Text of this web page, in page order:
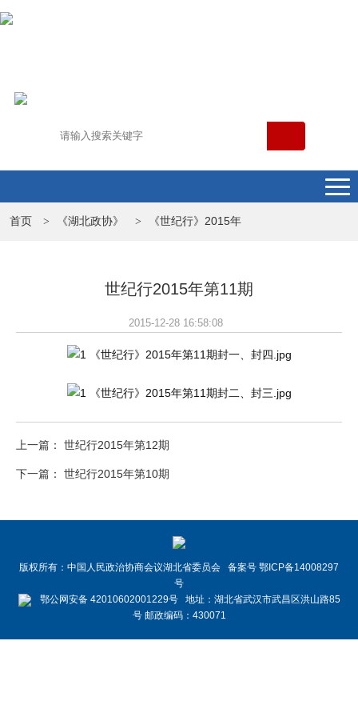
首页 > 《湖北政协》 > 《世纪行》2015年
世纪行2015年第11期
2015-12-28 16:58:08
上一篇： 世纪行2015年第12期
下一篇： 世纪行2015年第10期
版权所有：中国人民政治协商会议湖北省委员会 备案号 鄂ICP备14008297
号
鄂公网安备 42010602001229号 地址：湖北省武汉市武昌区洪山路85
号 邮政编码：430071